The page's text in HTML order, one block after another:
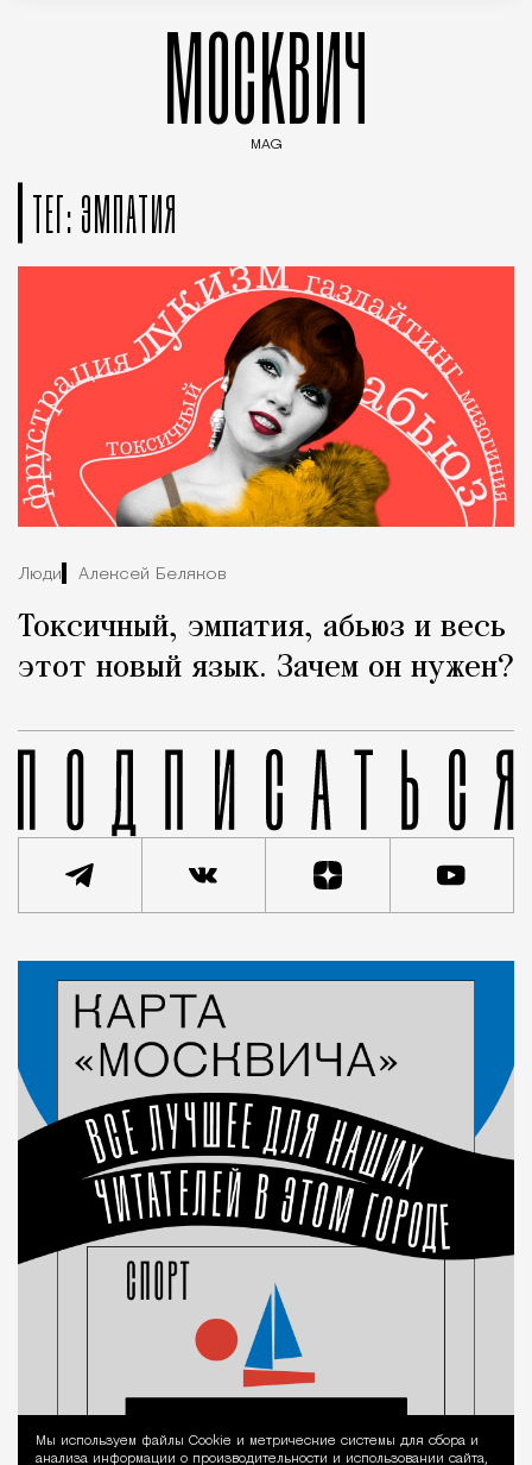
МОСКВИЧ
MAG
ТЕГ: ЭМПАТИЯ
Люди Алексей Беляков
Токсичный, эмпатия, абьюз и весь
этот новый язык. Зачем он нужен?
Уведомление
Мы используем файлы Сookie и метрические системы для сбора и
анализа информации о производительности и использовании сайта,